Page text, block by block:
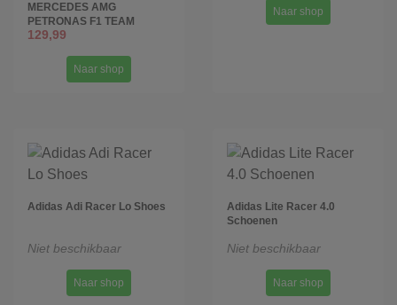
MERCEDES AMG
PETRONAS F1 TEAM
SCHOENEN
129,99
Naar shop
Naar shop
Adidas Adi Racer Lo Shoes
Niet beschikbaar
Naar shop
Adidas Lite Racer 4.0
Schoenen
Niet beschikbaar
Naar shop